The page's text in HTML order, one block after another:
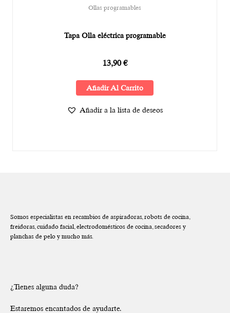
Ollas programables
Tapa Olla eléctrica programable
13,90€
Añadir Al Carrito
Añadir a la lista de deseos
Somos especialistas en recambios de aspiradoras, robots de cocina,
freidoras, cuidado facial, electrodomésticos de cocina, secadores y
planchas de pelo y mucho más.
¿Tienes alguna duda?
Estaremos encantados de ayudarte.